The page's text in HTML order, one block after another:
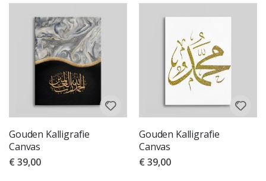
Gouden Kalligrafie
Canvas
€ 39,00
Gouden Kalligrafie
Canvas
€ 39,00